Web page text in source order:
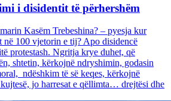
i disidentit të përhershëm
Kasëm Trebeshina? – pyesja kur
në 100 vjetorin e tij? Apo disidencë
protestash. Ngritja krye duhet, që
shtetin, kërkojnë ndryshimin, godasin
ndëshkim të së keqes, kërkojnë
jo harresat e qëllimta… drejtësi dhe